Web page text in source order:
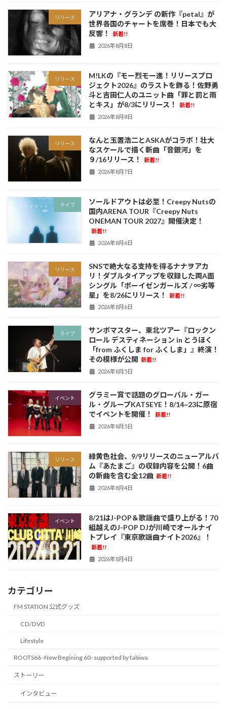
リリース
アリアナ・グランデ の新作『petal』が
世界各国のチャートを席巻！日本でも大
反響！
新着!!
2026年8月8日
リリース
M!LKの『モー烈モー進！リリースプロ
ジェクト2026』のラストを飾る！佐野勇
斗と吉田仁人のユニット曲「罪と罰と雨
とキス」が8/3にリリース！
新着!!
2026年8月8日
リリース
なんと玉置浩二とASKAがコラボ！壮大
なスケールで描く新曲「音銀河」を
９/16リリース！
新着!!
2026年8月7日
ライブ
ソールドアウトは必至！Creepy Nutsの
国内ARENA TOUR『Creepy Nuts
ONEMAN TOUR 2027』開催決定！
新着!!
2026年8月6日
リリース
SNSで絶大なる支持を得るナナヲアカ
リ！ダブルタイアップを収録した両A面
シングル「ボーイゼンガールズ / ∞劣等
星」を8/26にリリース！
新着!!
2026年8月6日
ライブ
サンボマスター、東北ツアー『ロックン
ロール デスティネーション in とうほく
「from ふくしま for ふくしま」』終演！
その模様が公開 新着!!
2026年8月5日
イベント
グラミー賞で話題のグローバル・ガー
ル・グループKATSEYE！8/14~23に原宿
でイベントを開催！
新着!!
2026年8月5日
リリース
緑黄色社会、9/9リリースのニューアルバ
ム『あたまご』の収録内容を公開！6曲
の新曲を含む全12曲 新着!!
2026年8月4日
イベント
8/21はJ-POP＆歌謡曲で盛り上がる！70
組越えのJ-POP DJが川崎でオールナイ
トプレイ『東京歌謡曲ナイト2026』！
新着!!
2026年8月4日
カテゴリー
FM STATION 公式グッズ
CD/DVD
Lifestyle
ROOTS66 -New Begining 60- supported by tabiwa
ストーリー
インタビュー